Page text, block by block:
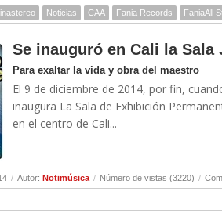
Noticias CAA Fania Records FaniaAll
Se inauguró en Cali la Sala
Para exaltar la vida y obra del maestro
El 9 de diciembre de 2014, por fin,
inaugura La Sala de Exhibición
en el centro de Cali...
/ Autor: Notimúsica / Número de vistas (3220) /